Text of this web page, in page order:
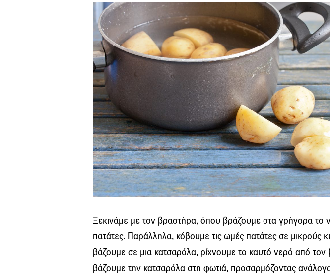
Ξεκινάμε με τον βραστήρα, όπου βράζουμε στα γρήγορα το
πατάτες. Παράλληλα, κόβουμε τις ωμές πατάτες σε μικρούς
βάζουμε σε μια κατσαρόλα, ρίχνουμε το καυτό νερό από τον
βάζουμε την κατσαρόλα στη φωτιά, προσαρμόζοντας